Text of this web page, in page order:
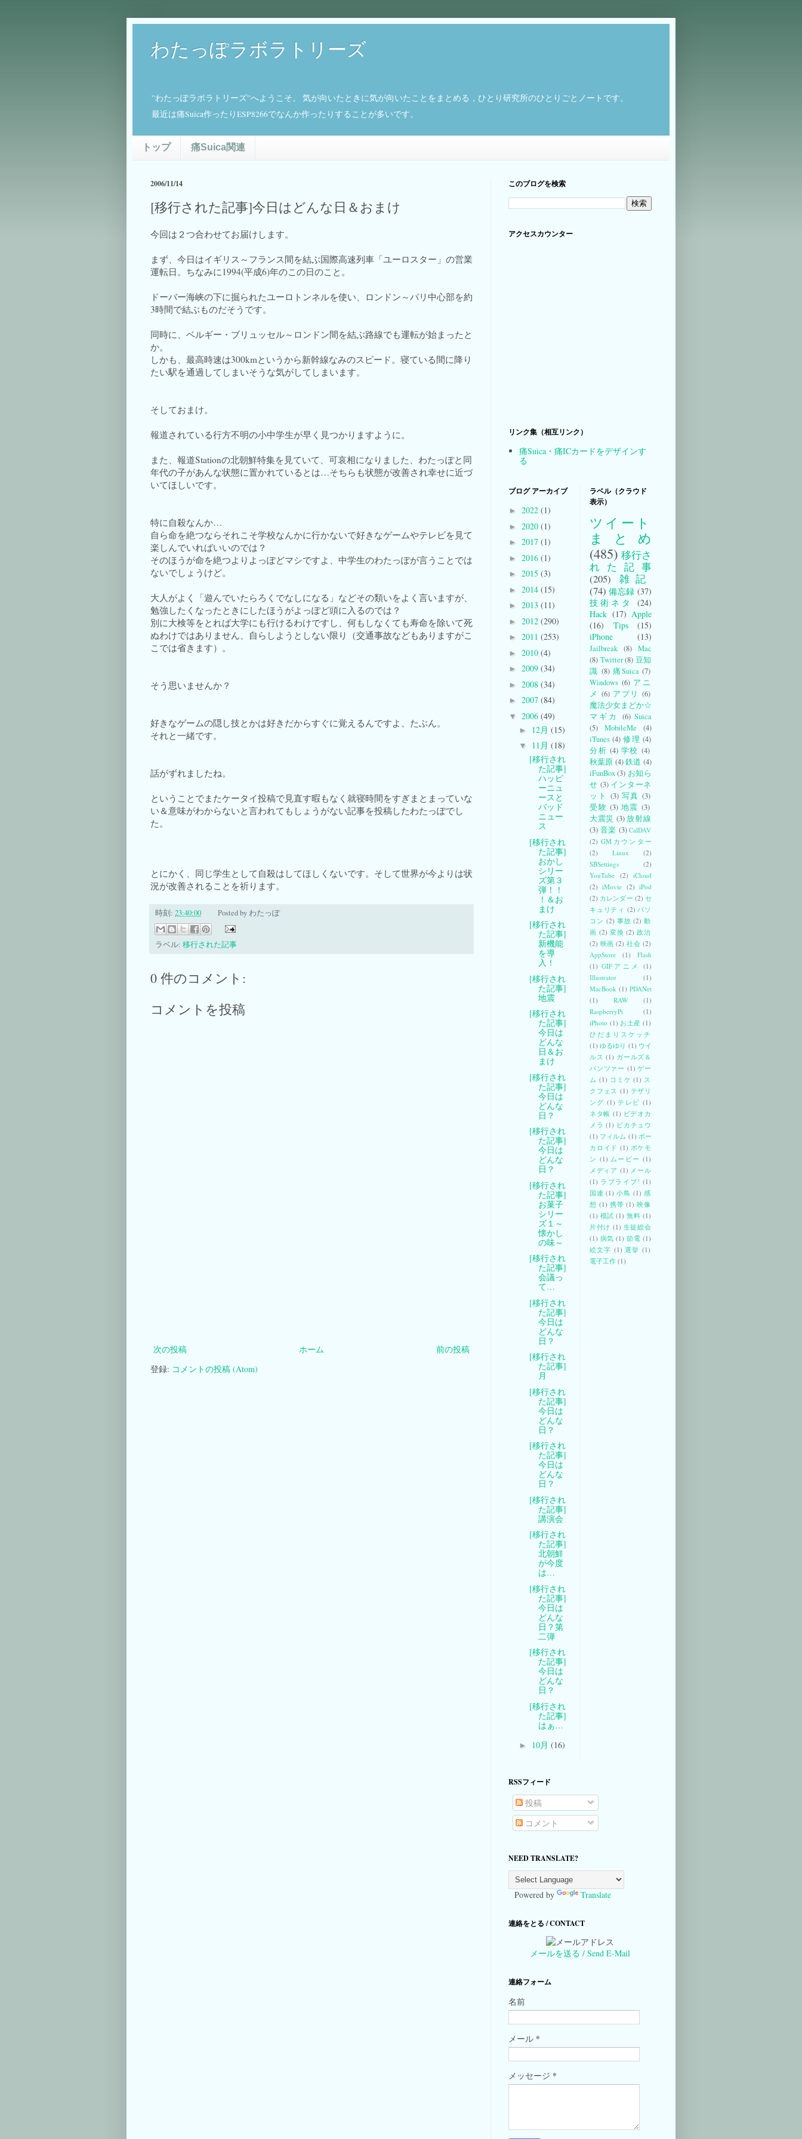
わたっぽラボラトリーズ
”わたっぽラボラトリーズ”へようこそ。 気が向いたときに気が向いたことをまとめる，ひとり研究所のひとりごとノートです。
最近は痛Suica作ったりESP8266でなんか作ったりすることが多いです。
トップ 痛Suica関連
2006/11/14
[移行された記事]今日はどんな日＆おまけ
今回は２つ合わせてお届けします。
まず、今日はイギリス～フランス間を結ぶ国際高速列車「ユーロスター」の営業
運転日。ちなみに1994(平成6)年のこの日のこと。
ドーバー海峡の下に掘られたユーロトンネルを使い、ロンドン～パリ中心部を約
3時間で結ぶものだそうです。
同時に、ベルギー・ブリュッセル～ロンドン間を結ぶ路線でも運転が始まったと
か。
しかも、最高時速は300kmというから新幹線なみのスピード。寝ている間に降り
たい駅を通過してしまいそうな気がしてしまいます。
そしておまけ。
報道されている行方不明の小中学生が早く見つかりますように。
また、報道Stationの北朝鮮特集を見ていて、可哀相になりました、わたっぽと同
年代の子があんな状態に置かれているとは…そちらも状態が改善され幸せに近づ
いてほしいです。
特に自殺なんか…
自ら命を絶つならそれこそ学校なんかに行かないで好きなゲームやテレビを見て
楽しんでいればいいのでは？
そのほうが命を絶つよりよっぽどマシですよ、中学生のわたっぽが言うことでは
ないでしょうけど。
大人がよく「遊んでいたらろくでなしになる」などその類いをよく言いますが、
勉強したくなったときにしたほうがよっぽど頭に入るのでは？
別に大検等をとれば大学にも行けるわけですし、何もしなくても寿命を除いて死
ぬわけではありません、自らしようとしない限り（交通事故などもありますがこ
こでは省きます）。
そう思いませんか？
好きなゲームの隠し技とかは好きだからすぐに覚えるんですよ、たぶん。
それと一緒です。
話がずれましたね。
ということでまたケータイ投稿で見直す暇もなく就寝時間をすぎまとまっていな
い＆意味がわからないと言われてもしょうがない記事を投稿したわたっぽでし
た。
とにかく、同じ学生として自殺はしてほしくないです。そして世界が今よりは状
況が改善されることを祈ります。
時刻: 23:40:00 Posted byわたっぽ
ラベル: 移行された記事
0 件のコメント:
コメントを投稿
次の投稿 前の投稿
ホーム
登録: コメントの投稿 (Atom)
このブログを検索
アクセスカウンター
リンク集（相互リンク）
痛Suica・痛ICカードをデザインす
る
ブログ アーカイブ
► 2022 (1)
► 2020 (1)
► 2017 (1)
► 2016 (1)
► 2015 (3)
► 2014 (15)
► 2013 (11)
► 2012 (290)
► 2011 (253)
► 2010 (4)
► 2009 (34)
► 2008 (34)
► 2007 (84)
▼ 2006 (49)
► 12月 (15)
▼ 11月 (18)
[移行され
た記事]
ハッピ
ーニュ
ースと
バッド
ニュー
ス
[移行され
た記事]
おかし
シリー
ズ第３
弾！！
！＆お
まけ
[移行され
た記事]
新機能
を導
入！
[移行され
た記事]
地震
[移行され
た記事]
今日は
どんな
日＆お
まけ
[移行され
た記事]
今日は
どんな
日？
[移行され
た記事]
今日は
どんな
日？
[移行され
た記事]
お菓子
シリー
ズ１～
懐かし
の味～
[移行され
た記事]
会議っ
て…
[移行され
た記事]
今日は
どんな
日？
[移行され
た記事]
月
[移行され
た記事]
今日は
どんな
日？
[移行され
た記事]
今日は
どんな
日？
[移行され
た記事]
講演会
[移行され
た記事]
北朝鮮
が今度
は…
[移行され
た記事]
今日は
どんな
日？第
二弾
[移行され
た記事]
今日は
どんな
日？
[移行され
た記事]
はぁ…
► 10月 (16)
ラベル（クラウド
表示）
ツイート
まとめ
(485) 移行さ
れた記事
(205)
雑記
(74) 備忘録 (37)
技術ネタ
(24)
Hack (17) Apple
(16)
Tips
(15)
iPhone
(13)
Jailbreak (8) Mac
(8) Twitter (8) 豆知
識 (8) 痛Suica (7)
Windows (6) アニ
メ (6) アプリ (6)
魔法少女まどか☆
マギカ
(6) Suica
(5)
MobileMe
(4)
iTunes (4) 修理 (4)
分析 (4) 学校 (4)
秋葉原 (4)鉄道 (4)
iFunBox (3) お知ら
せ (3) インターネ
ット (3) 写真 (3)
受験 (3) 地震 (3)
大震災 (3) 放射線
(3) 音楽 (3) CalDAV
(2) GMカウンター
(2)
Linux
(2)
SBSettings
(2)
YouTube (2) iCloud
(2) iMovie (2) iPod
(2) カレンダー (2) セ
キュリティ (2) パソ
コン (2) 事故 (2) 動
画 (2) 変換 (2) 政治
(2) 映画 (2) 社会 (2)
AppStore
(1)
Flash
(1) GIFアニメ
(1)
Illustrator
(1)
MacBook (1) PDANet
(1)
RAW
(1)
RaspberryPi
(1)
iPhoto (1) お土産 (1)
ひだまりスケッチ
(1) ゆるゆり (1) ウイ
ルス (1) ガールズ＆
パンツァー (1) ゲー
ム (1) コミケ (1) ス
クフェス (1) テザリ
ング (1) テレビ (1)
ネタ帳 (1) ビデオカ
メラ (1) ピカチュウ
(1) フィルム (1) ボー
カロイド (1) ポケモ
ン (1) ムービー (1)
メディア (1) メール
(1) ラブライブ! (1)
国連 (1) 小鳥 (1) 感
想 (1) 携帯 (1) 映像
(1) 模試 (1) 無料 (1)
片付け (1) 生徒総会
(1) 病気 (1) 節電 (1)
絵文字 (1) 選挙 (1)
電子工作 (1)
RSSフィード
投稿
コメント
NEED TRANSLATE?
Powered by Translate
連絡をとる / CONTACT
メールを送る / Send E-Mail
連絡フォーム
名前
メール *
メッセージ *